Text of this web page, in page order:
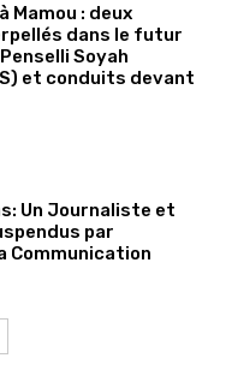
Mamou : deux
dans le futur
Soyah
et conduits devant
Un Journaliste et
par
Communication